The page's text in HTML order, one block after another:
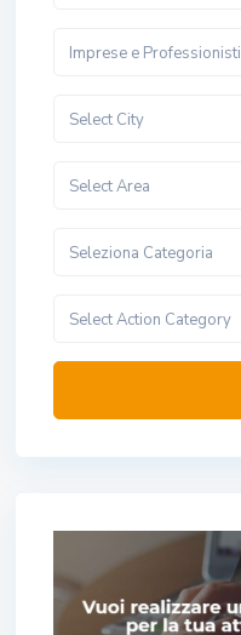
Imprese e Professionisti
Select City
Select Area
Seleziona Categoria
Select Action Category